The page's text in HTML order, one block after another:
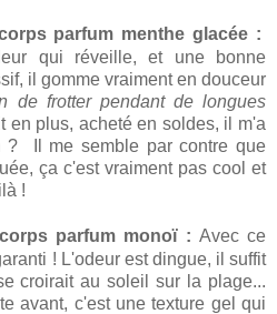
parfum menthe glacée :
qui réveille, et une bonne
il gomme vraiment en douceur
de frotter pendant de longues
en plus, acheté en soldes, il m'a
? Il me semble par contre que
ça c'est vraiment pas cool et
!
parfum monoï : Avec ce
! L'odeur est dingue, il suffit
croirait au soleil sur la plage...
avant, c'est une texture gel qui